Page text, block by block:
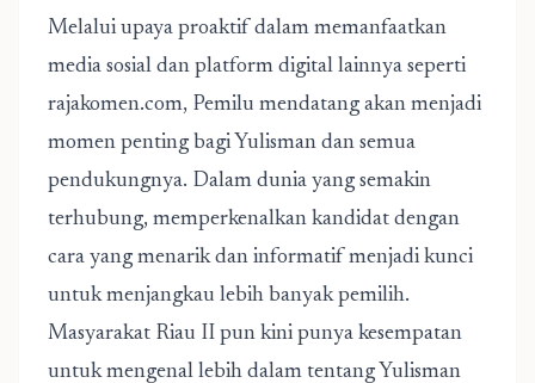
Melalui upaya proaktif dalam memanfaatkan
media sosial dan platform digital lainnya seperti
rajakomen.com, Pemilu mendatang akan menjadi
momen penting bagi Yulisman dan semua
pendukungnya. Dalam dunia yang semakin
terhubung, memperkenalkan kandidat dengan
cara yang menarik dan informatif menjadi kunci
untuk menjangkau lebih banyak pemilih.
Masyarakat Riau II pun kini punya kesempatan
untuk mengenal lebih dalam tentang Yulisman